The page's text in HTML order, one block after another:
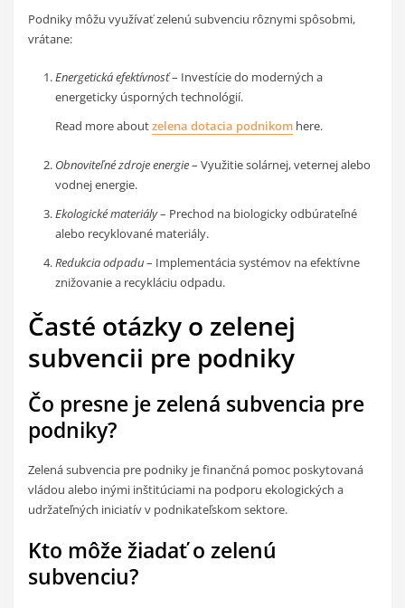
Podniky môžu využívať zelenú subvenciu rôznymi spôsobmi,
vrátane:
Energetická efektívnosť– Investície do moderných a
energeticky úsporných technológií.
Read more aboutzelena dotacia podnikomhere.
Obnoviteľné zdroje energie– Využitie solárnej, veternej alebo
vodnej energie.
Ekologické materiály– Prechod na biologicky odbúrateľné
alebo recyklované materiály.
Redukcia odpadu– Implementácia systémov na efektívne
znižovanie a recykláciu odpadu.
Časté otázky o zelenej
subvencii pre podniky
Čo presne je zelená subvencia pre
podniky?
Zelená subvencia pre podniky je finančná pomoc poskytovaná
vládou alebo inými inštitúciami na podporu ekologických a
udržateľných iniciatív v podnikateľskom sektore.
Kto môže žiadať o zelenú
subvenciu?